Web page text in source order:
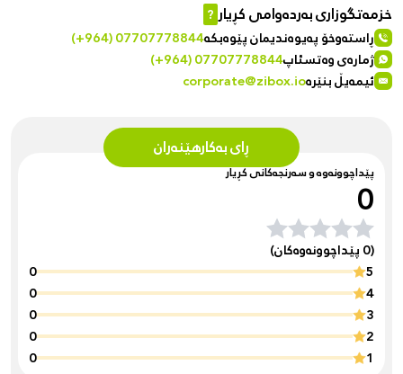
ڕای بەکارهێنەران
پێداچوونەوە و سەرنجەکانی کڕیار
0
(0 پێداچوونەوەکان)
5
0
4
0
3
0
2
0
1
0
خزمەتگوزاری بەردەوامی کڕیار?
ڕاستەوخۆ پەیوەندیمان پێوەبکە(+964) 07707778844
ژمارەی وەتسئاپ(+964) 07707778844
ئیمەیڵ بنێرەcorporate@zibox.io